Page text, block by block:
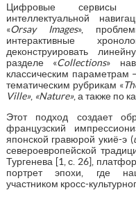
Цифровые сервисы
интеллектуальной
«Orsay Images»,
интерактивные
деконструировать
разделе «Collections»
классическим параметрам
тематическим рубрикам «Th
Ville», «Nature», а также по
Этот подход создает
французский
японской гравюрой укиё-э (
североевропейской
Тургенева [1, с. 26],
портрет эпохи, где
участником кросс-